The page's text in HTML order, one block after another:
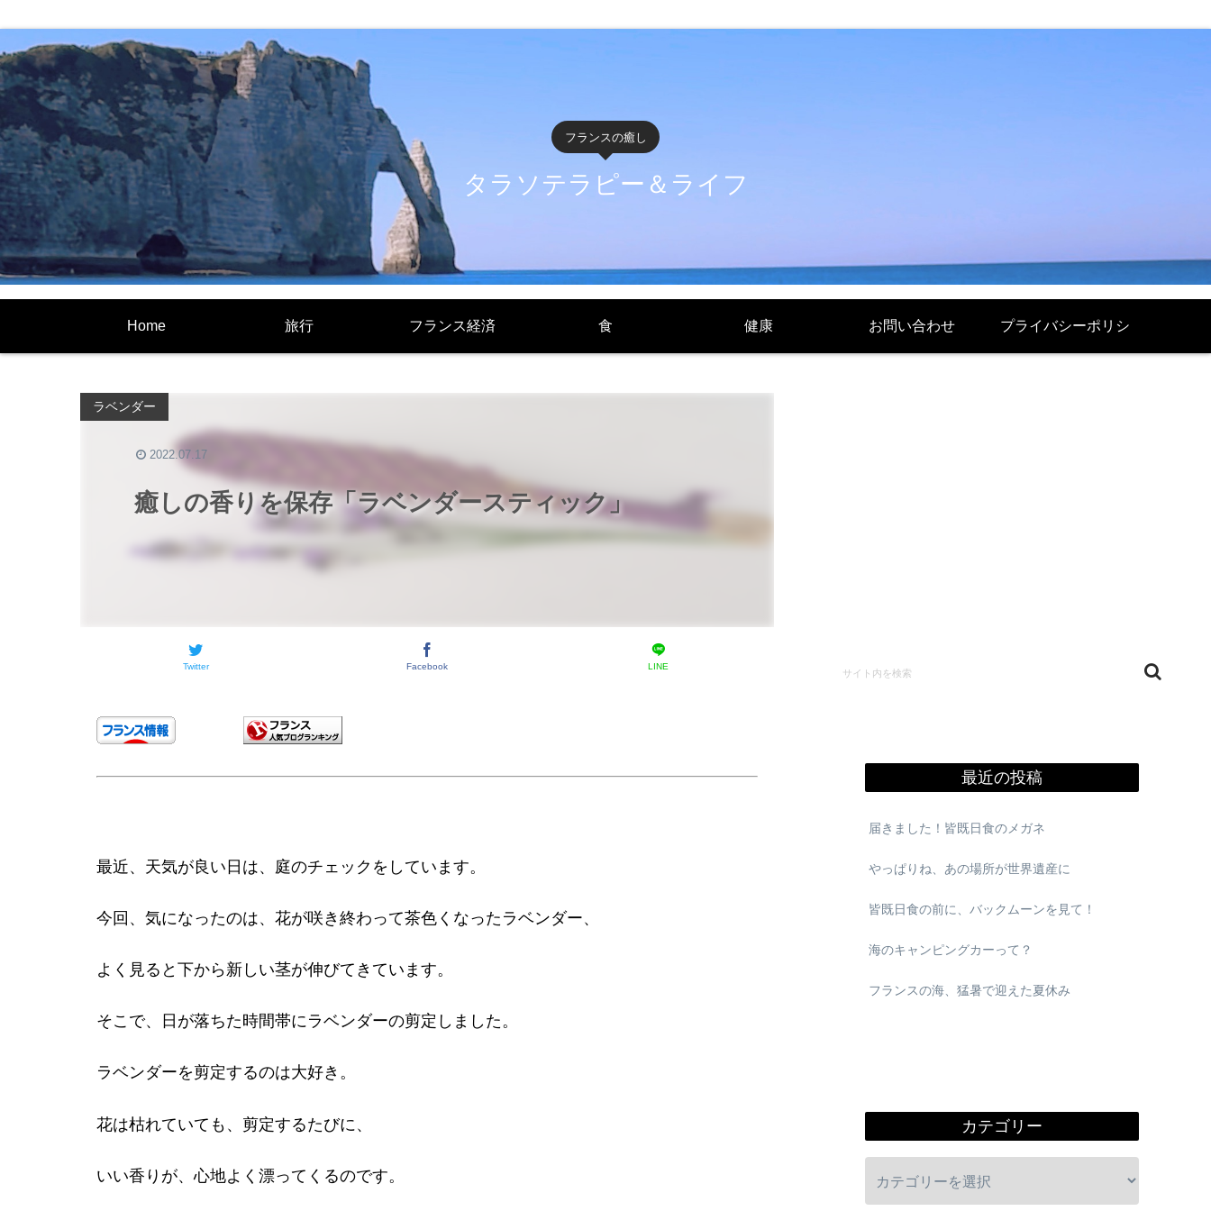
フランスの癒し
タラソテラピー＆ライフ
Home 旅行 フランス経済 食 健康 お問い合わせ プライバシーポリシ
癒しの香りを保存「ラベンダースティック」
ラベンダー
Twitter Facebook LINE
2022.07.17
最近、天気が良い日は、庭のチェックをしています。
今回、気になったのは、花が咲き終わって茶色くなったラベンダー、
よく見ると下から新しい茎が伸びてきています。
そこで、日が落ちた時間帯にラベンダーの剪定しました。
ラベンダーを剪定するのは大好き。
花は枯れていても、剪定するたびに、
いい香りが、心地よく漂ってくるのです。
最近の投稿
届きました！皆既日食のメガネ
やっぱりね、あの場所が世界遺産に
皆既日食の前に、バックムーンを見て！
海のキャンピングカーって？
フランスの海、猛暑で迎えた夏休み
カテゴリー